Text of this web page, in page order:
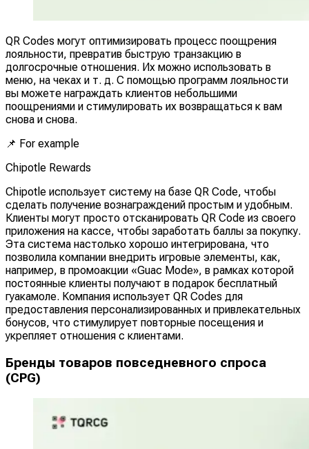
QR Codes могут оптимизировать процесс поощрения
лояльности, превратив быструю транзакцию в
долгосрочные отношения. Их можно использовать в
меню, на чеках и т. д. С помощью программ лояльности
вы можете награждать клиентов небольшими
поощрениями и стимулировать их возвращаться к вам
снова и снова.
📌 For example
Chipotle Rewards
Chipotle использует систему на базе QR Code, чтобы
сделать получение вознаграждений простым и удобным.
Клиенты могут просто отсканировать QR Code из своего
приложения на кассе, чтобы заработать баллы за покупку.
Эта система настолько хорошо интегрирована, что
позволила компании внедрить игровые элементы, как,
например, в промоакции «Guac Mode», в рамках которой
постоянные клиенты получают в подарок бесплатный
гуакамоле. Компания использует QR Codes для
предоставления персонализированных и привлекательных
бонусов, что стимулирует повторные посещения и
укрепляет отношения с клиентами.
Бренды товаров повседневного спроса
(CPG)